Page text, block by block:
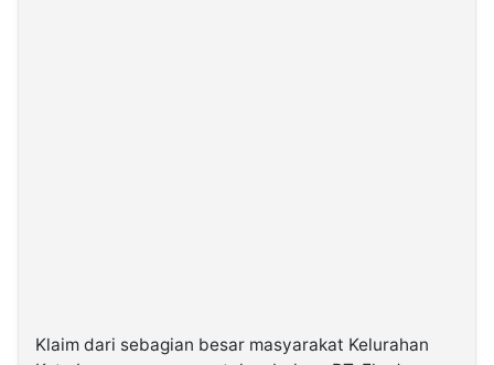
Klaim dari sebagian besar masyarakat Kelurahan